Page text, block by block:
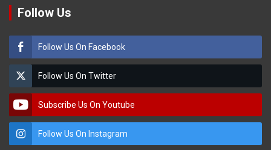
Follow Us
Follow Us On Facebook
Follow Us On Twitter
Subscribe Us On Youtube
Follow Us On Instagram